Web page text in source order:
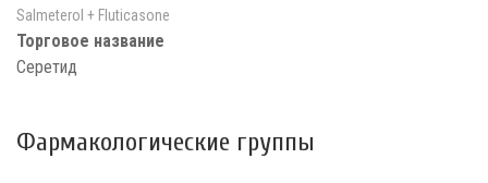
Salmeterol + Fluticasone
Торговое название
Серетид
Фармакологические группы